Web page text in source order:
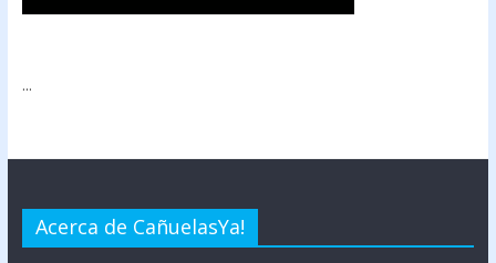
...
Acerca de CañuelasYa!